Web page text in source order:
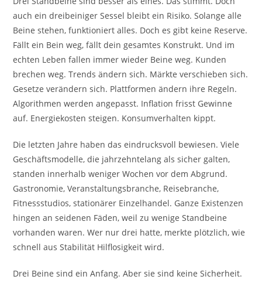
auch ein dreibeiniger Sessel bleibt ein Risiko. Solange alle
Beine stehen, funktioniert alles. Doch es gibt keine Reserve.
Fällt ein Bein weg, fällt dein gesamtes Konstrukt. Und im
echten Leben fallen immer wieder Beine weg. Kunden
brechen weg. Trends ändern sich. Märkte verschieben sich.
Gesetze verändern sich. Plattformen ändern ihre Regeln.
Algorithmen werden angepasst. Inflation frisst Gewinne
auf. Energiekosten steigen. Konsumverhalten kippt.
Die letzten Jahre haben das eindrucksvoll bewiesen. Viele
Geschäftsmodelle, die jahrzehntelang als sicher galten,
standen innerhalb weniger Wochen vor dem Abgrund.
Gastronomie, Veranstaltungsbranche, Reisebranche,
Fitnessstudios, stationärer Einzelhandel. Ganze Existenzen
hingen an seidenen Fäden, weil zu wenige Standbeine
vorhanden waren. Wer nur drei hatte, merkte plötzlich, wie
schnell aus Stabilität Hilflosigkeit wird.
Drei Beine sind ein Anfang. Aber sie sind keine Sicherheit.